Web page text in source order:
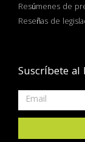
Resúmenes de
Reseñas de
Suscríbete